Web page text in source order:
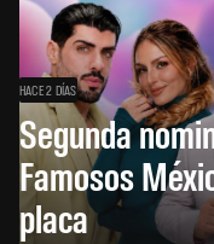
HACE 2 DÍAS
Segunda
Famosos
placa